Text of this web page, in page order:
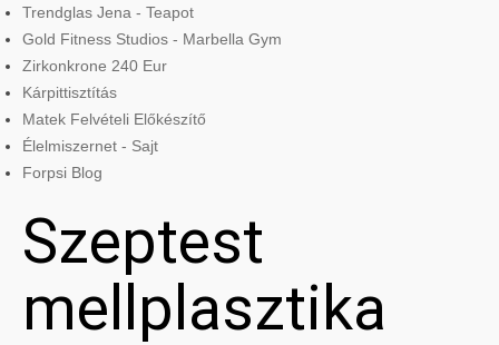
Trendglas Jena - Teapot
Gold Fitness Studios - Marbella Gym
Zirkonkrone 240 Eur
Kárpittisztítás
Matek Felvételi Előkészítő
Élelmiszernet - Sajt
Forpsi Blog
Szeptest
mellplasztika